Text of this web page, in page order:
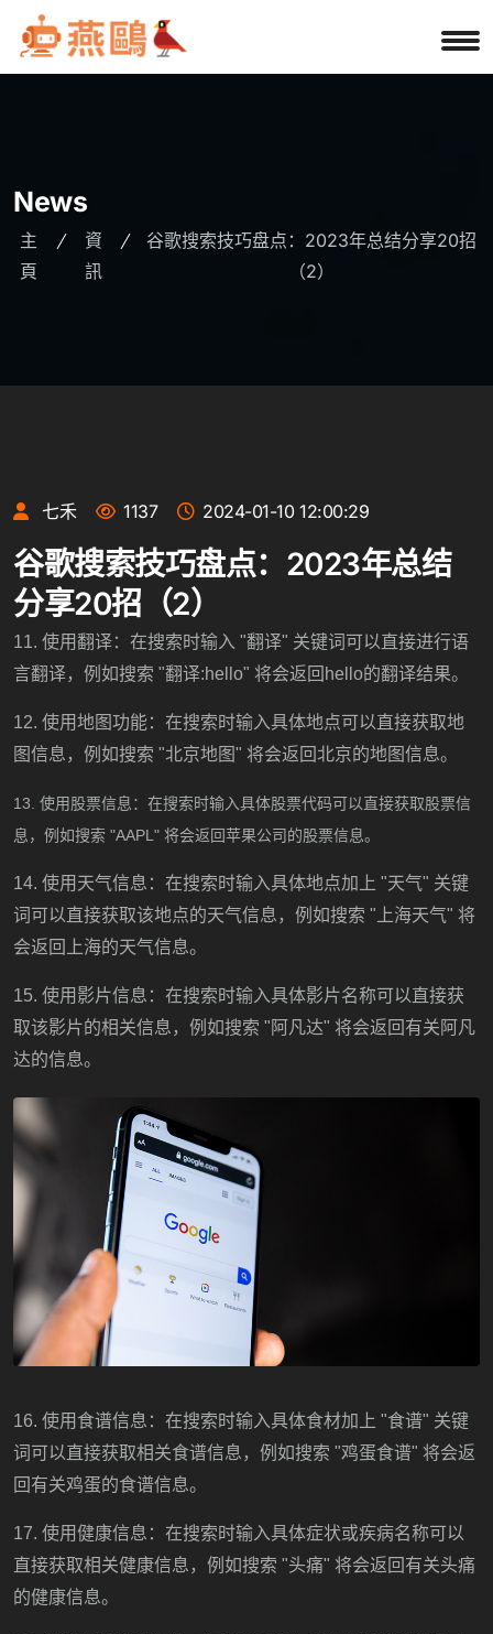
News
主
頁
資
訊
谷歌搜索技巧盘点：2023年总结分享20招
（2）
七禾 1137 2024-01-10 12:00:29
谷歌搜索技巧盘点：2023年总结
分享20招（2）
11. 使用翻译：在搜索时输入 "翻译" 关键词可以直接进行语
言翻译，例如搜索 "翻译:hello" 将会返回hello的翻译结果。
12. 使用地图功能：在搜索时输入具体地点可以直接获取地
图信息，例如搜索 "北京地图" 将会返回北京的地图信息。
13. 使用股票信息：在搜索时输入具体股票代码可以直接获取股票信
息，例如搜索 "AAPL" 将会返回苹果公司的股票信息。
14. 使用天气信息：在搜索时输入具体地点加上 "天气" 关键
词可以直接获取该地点的天气信息，例如搜索 "上海天气" 将
会返回上海的天气信息。
15. 使用影片信息：在搜索时输入具体影片名称可以直接获
取该影片的相关信息，例如搜索 "阿凡达" 将会返回有关阿凡
达的信息。
16. 使用食谱信息：在搜索时输入具体食材加上 "食谱" 关键
词可以直接获取相关食谱信息，例如搜索 "鸡蛋食谱" 将会返
回有关鸡蛋的食谱信息。
17. 使用健康信息：在搜索时输入具体症状或疾病名称可以
直接获取相关健康信息，例如搜索 "头痛" 将会返回有关头痛
的健康信息。